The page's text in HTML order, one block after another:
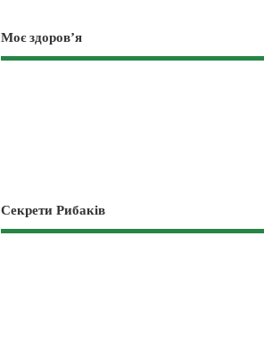
Моє здоров’я
Секрети Рибаків